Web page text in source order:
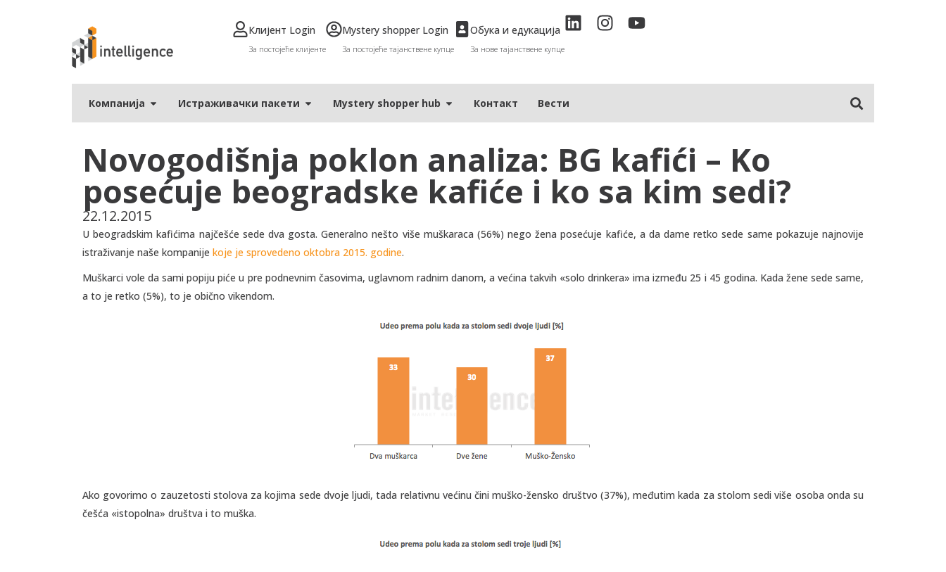
Клијент Login
За постојеће клијенте
Mystery shopper Login
За постојеће тајанствене купце
Обука и едукација
За нове тајанствене купце
Компанија Истраживачки пакети Мystery shopper hub Контакт Вести
Novogodišnja poklon analiza: BG kafići – Ko
posećuje beogradske kafiće i ko sa kim sedi?
22.12.2015
U beogradskim kafićima najčešće sede dva gosta. Generalno nešto više muškaraca (56%) nego žena posećuje kafiće, a da dame retko sede same pokazuje najnovije
istraživanje naše kompanije koje je sprovedeno oktobra 2015. godine.
Muškarci vole da sami popiju piće u pre podnevnim časovima, uglavnom radnim danom, a većina takvih «solo drinkera» ima između 25 i 45 godina. Kada žene sede same,
a to je retko (5%), to je obično vikendom.
Ako govorimo o zauzetosti stolova za kojima sede dvoje ljudi, tada relativnu većinu čini muško-žensko društvo (37%), međutim kada za stolom sedi više osoba onda su
češća «istopolna» društva i to muška.